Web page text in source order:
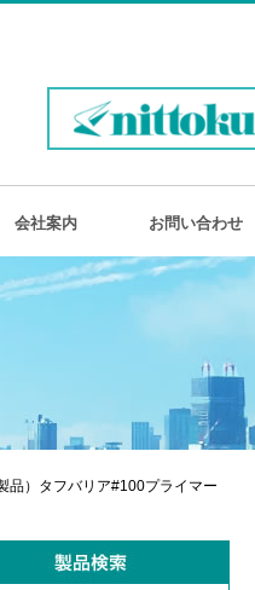
会社案内 お問い合わせ
品）タフバリア#100プライマー